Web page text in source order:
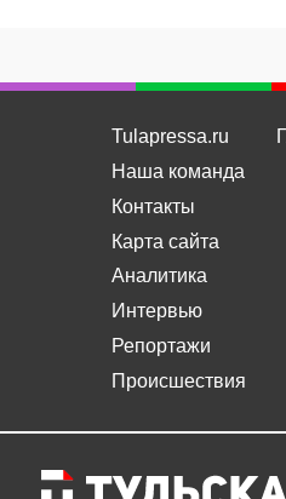
Tulapressa.ru
Наша команда
Контакты
Карта сайта
Аналитика
Интервью
Репортажи
Происшествия